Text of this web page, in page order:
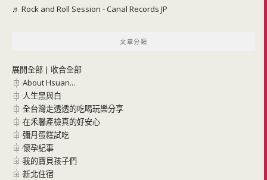
♬ Rock and Roll Session - Canal Records JP
文章分類
展開全部 | 收合全部
About Hsuan...
人生黑與白
全台灣走透透的吃喝玩樂分享
在禾馨產檢真的好安心
彌月蛋糕試吃
懷孕紀事
我的寶貝孩子們
新北住宿